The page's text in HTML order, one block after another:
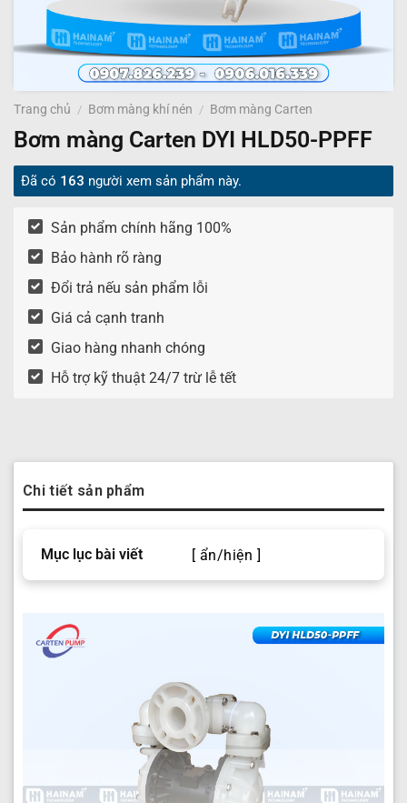
Trang chủ / Bơm màng khí nén / Bơm màng Carten
Bơm màng Carten DYI HLD50-PPFF
Đã có 163 người xem sản phẩm này.
Sản phẩm chính hãng 100%
Bảo hành rõ ràng
Đổi trả nếu sản phẩm lỗi
Giá cả cạnh tranh
Giao hàng nhanh chóng
Hỗ trợ kỹ thuật 24/7 trừ lễ tết
Chi tiết sản phẩm
Mục lục bài viết [ ẩn/hiện ]